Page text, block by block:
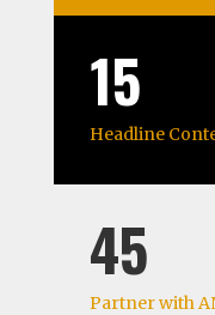
15
Headline
45
Partner with